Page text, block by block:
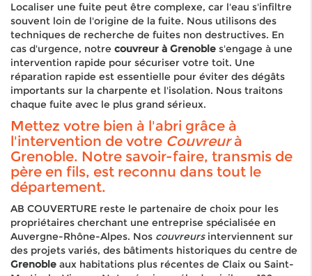
Localiser une fuite peut être complexe, car l'eau s'infiltre
souvent loin de l'origine de la fuite. Nous utilisons des
techniques de recherche de fuites non destructives. En
cas d'urgence, notre couvreur à Grenoble s'engage à une
intervention rapide pour sécuriser votre toit. Une
réparation rapide est essentielle pour éviter des dégâts
importants sur la charpente et l'isolation. Nous traitons
chaque fuite avec le plus grand sérieux.
Mettez votre bien à l'abri grâce à
l'intervention de votre Couvreurà
Grenoble. Notre savoir-faire, transmis de
père en fils, est reconnu dans tout le
département.
AB COUVERTURE reste le partenaire de choix pour les
propriétaires cherchant une entreprise spécialisée en
Auvergne-Rhône-Alpes. Nos couvreursinterviennent sur
des projets variés, des bâtiments historiques du centre de
Grenoble aux habitations plus récentes de Claix ou Saint-